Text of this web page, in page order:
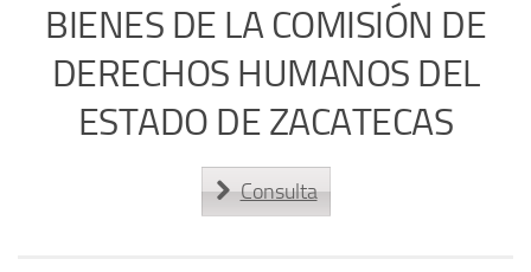
BIENES DE LA COMISIÓN DE
DERECHOS HUMANOS DEL
ESTADO DE ZACATECAS
Consulta